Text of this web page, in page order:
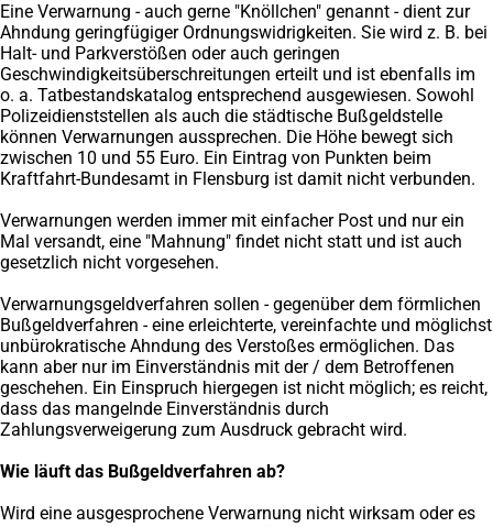
Eine Verwarnung - auch gerne "Knöllchen" genannt - dient zur
Ahndung geringfügiger Ordnungswidrigkeiten. Sie wird z. B. bei
Halt- und Parkverstößen oder auch geringen
Geschwindigkeitsüberschreitungen erteilt und ist ebenfalls im
o. a. Tatbestandskatalog entsprechend ausgewiesen. Sowohl
Polizeidienststellen als auch die städtische Bußgeldstelle
können Verwarnungen aussprechen. Die Höhe bewegt sich
zwischen 10 und 55 Euro. Ein Eintrag von Punkten beim
Kraftfahrt-Bundesamt in Flensburg ist damit nicht verbunden.
Verwarnungen werden immer mit einfacher Post und nur ein
Mal versandt, eine "Mahnung" findet nicht statt und ist auch
gesetzlich nicht vorgesehen.
Verwarnungsgeldverfahren sollen - gegenüber dem förmlichen
Bußgeldverfahren - eine erleichterte, vereinfachte und möglichst
unbürokratische Ahndung des Verstoßes ermöglichen. Das
kann aber nur im Einverständnis mit der / dem Betroffenen
geschehen. Ein Einspruch hiergegen ist nicht möglich; es reicht,
dass das mangelnde Einverständnis durch
Zahlungsverweigerung zum Ausdruck gebracht wird.
Wie läuft das Bußgeldverfahren ab?
Wird eine ausgesprochene Verwarnung nicht wirksam oder es